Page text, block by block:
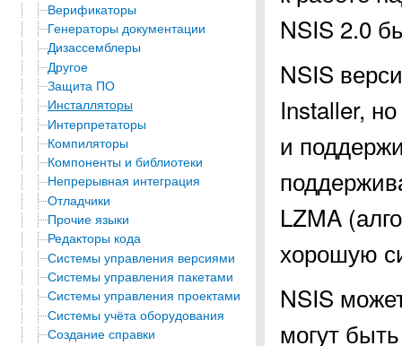
Верификаторы
Генераторы документации
Дизассемблеры
Другое
Защита ПО
Инсталляторы
Интерпретаторы
Компиляторы
Компоненты и библиотеки
Непрерывная интеграция
Отладчики
Прочие языки
Редакторы кода
Системы управления версиями
Системы управления пакетами
Системы управления проектами
Системы учёта оборудования
Создание справки
NSIS 2.0
NSIS
Installer,
и
LZMA
хорошую
NSIS
могут